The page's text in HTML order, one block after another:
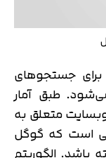
برای جستجوهای
طبق آمار
یک وبسایت متعلق به
است که گوگل
باشد. الگوریتم